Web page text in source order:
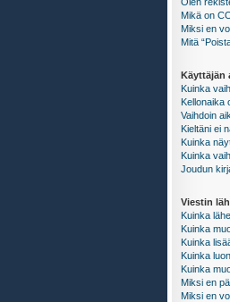
Mikä on
Miksi en
Mitä
Käyttäjän
Kuinka
Kellonaika
Vaihdoin
Kieltäni ei
Kuinka
Kuinka
Joudun
Viestin
Kuinka
Kuinka
Kuinka
Kuinka
Kuinka
Miksi en
Miksi en